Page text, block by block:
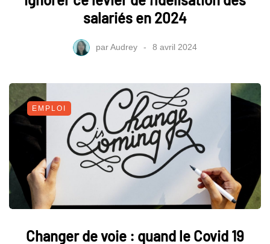
salariés en 2024
parAudrey 8 avril 2024
EMPLOI
Changer de voie : quand le Covid 19